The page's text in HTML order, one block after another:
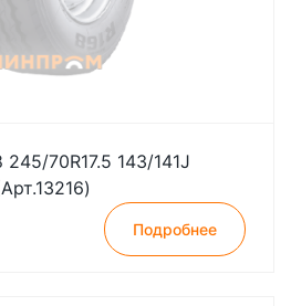
245/70R17.5 143/141J
Подробнее